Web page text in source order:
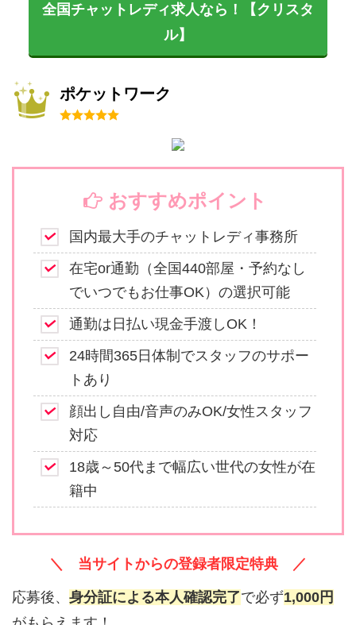
全国チャットレディ求人なら！【クリスタ
ル】
ポケットワーク
おすすめポイント
国内最大手のチャットレディ事務所
在宅or通勤（全国440部屋・予約なし
でいつでもお仕事OK）の選択可能
通勤は日払い現金手渡しOK！
24時間365日体制でスタッフのサポー
トあり
顔出し自由/音声のみOK/女性スタッフ
対応
18歳～50代まで幅広い世代の女性が在
籍中
＼ 当サイトからの登録者限定特典 ／
応募後、 身分証による本人確認完了で必ず1,000円